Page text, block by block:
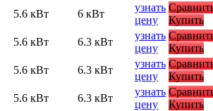
5.6 кВт 6 кВт
узнать
цену
Купить
5.6 кВт 6.3 кВт
узнать
цену
Купить
5.6 кВт 6.3 кВт
узнать
цену
Купить
5.6 кВт 6.3 кВт
узнать
цену
Купить